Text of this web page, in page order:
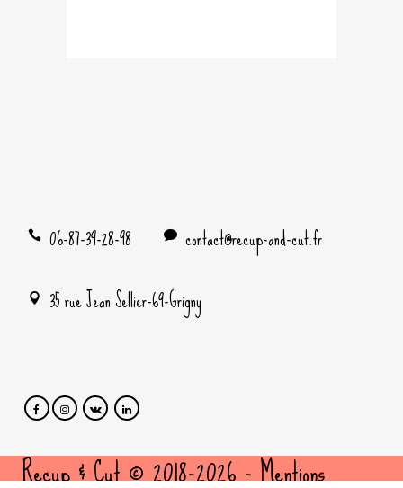
06-87-39-28-98
contact@recup-and-cut.fr
35 rue Jean Sellier-69-Grigny
Recup & Cut © 2018-2026 -Mentions